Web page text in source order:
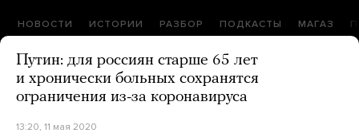
НОВОСТИ ИСТОРИИ РАЗБОР ПОДКАСТЫ МАГАЗ
Путин: для россиян старше 65 лет
и хронически больных сохранятся
ограничения из-за коронавируса
13:20, 11 мая 2020